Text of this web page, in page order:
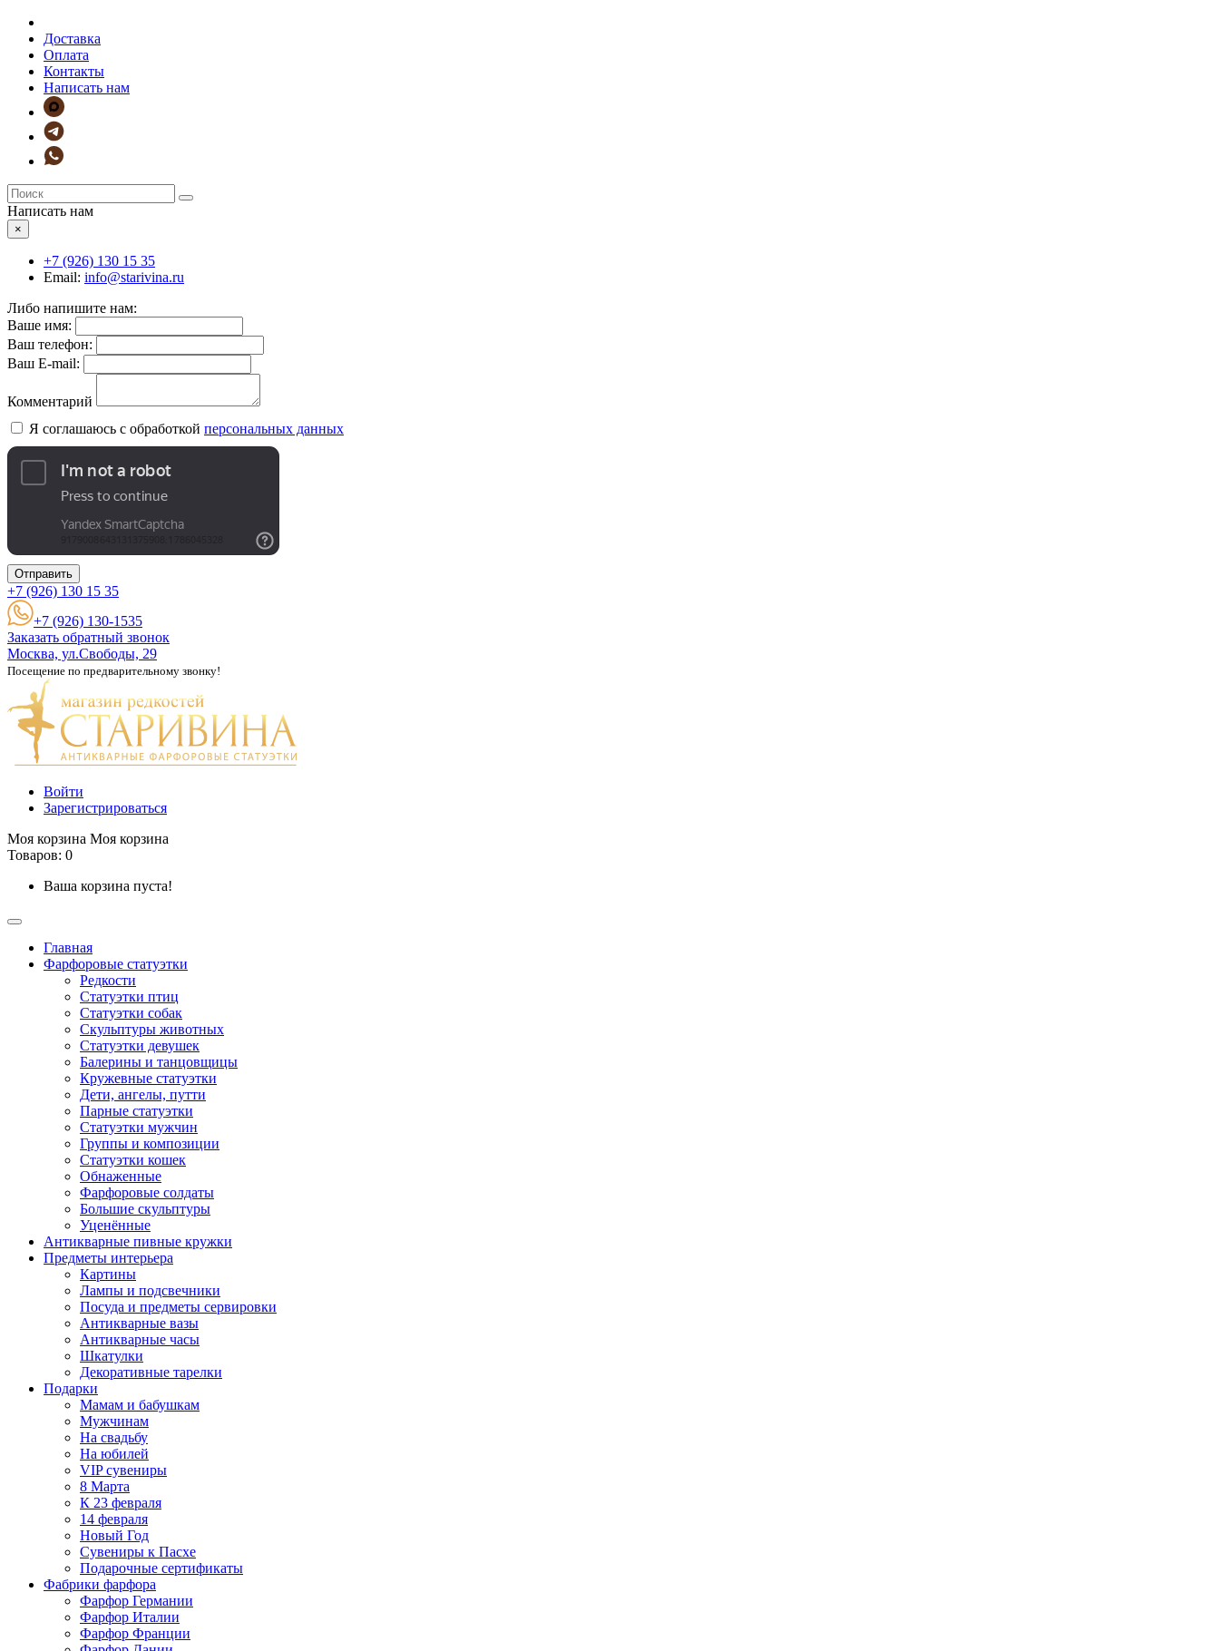
Доставка
Оплата
Контакты
Написать нам
Написать нам
×
+7 (926) 130 15 35
Email: info@starivina.ru
Либо напишите нам:
Ваше имя:
Ваш телефон:
Ваш E-mail:
Комментарий
Я соглашаюсь с обработкой персональных данных
Отправить
+7 (926) 130 15 35
+7 (926) 130-1535
Заказать обратный звонок
Москва, ул.Свободы, 29
Посещение по предварительному звонку!
Войти
Зарегистрироваться
Моя корзина Моя корзина
Товаров: 0
Ваша корзина пуста!
Главная
Фарфоровые статуэтки
Редкости
Cтатуэтки птиц
Cтатуэтки собак
Скульптуры животных
Статуэтки девушек
Балерины и танцовщицы
Кружевные статуэтки
Дети, ангелы, путти
Парные статуэтки
Статуэтки мужчин
Группы и композиции
Статуэтки кошек
Обнаженные
Фарфоровые солдаты
Большие скульптуры
Уценённые
Антикварные пивные кружки
Предметы интерьера
Картины
Лампы и подсвечники
Посуда и предметы сервировки
Антикварные вазы
Антикварные часы
Шкатулки
Декоративные тарелки
Подарки
Мамам и бабушкам
Мужчинам
На свадьбу
На юбилей
VIP сувениры
8 Марта
К 23 февраля
14 февраля
Новый Год
Сувениры к Пасхе
Подарочные сертификаты
Фабрики фарфора
Фарфор Германии
Фарфор Италии
Фарфор Франции